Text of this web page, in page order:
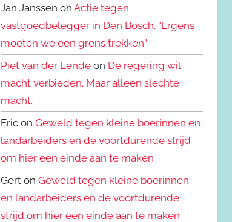
Jan Janssen onActie tegen
vastgoedbelegger in Den Bosch. “Ergens
moeten we een grens trekken”
Piet van der Lende on De regering wil
macht verbieden. Maar alleen slechte
macht.
Eric onGeweld tegen kleine boerinnen en
landarbeiders en de voortdurende strijd
om hier een einde aan te maken
Gert onGeweld tegen kleine boerinnen
en landarbeiders en de voortdurende
strijd om hier een einde aan te maken